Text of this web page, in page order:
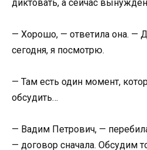
диктовать, а сейчас
— Хорошо, — ответила она. —
сегодня, я посмотрю.
— Там есть один момент,
обсудить…
— Вадим Петрович, —
— договор сначала. Обсудим